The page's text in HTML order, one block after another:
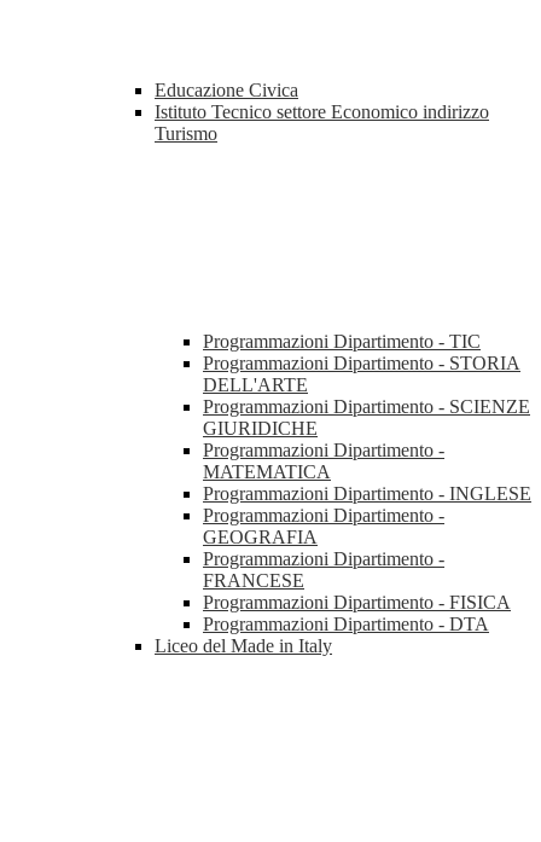
Educazione Civica
Istituto Tecnico settore Economico indirizzo
Turismo
Programmazioni Dipartimento - TIC
Programmazioni Dipartimento - STORIA
DELL'ARTE
Programmazioni Dipartimento - SCIENZE
GIURIDICHE
Programmazioni Dipartimento -
MATEMATICA
Programmazioni Dipartimento - INGLESE
Programmazioni Dipartimento -
GEOGRAFIA
Programmazioni Dipartimento -
FRANCESE
Programmazioni Dipartimento - FISICA
Programmazioni Dipartimento - DTA
Liceo del Made in Italy